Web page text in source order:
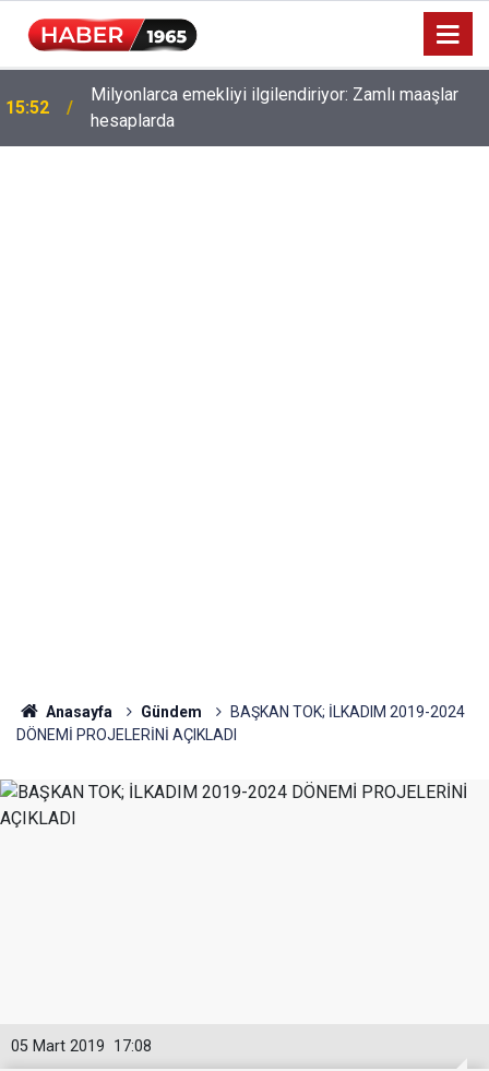
15:52
Milyonlarca emekliyi ilgilendiriyor: Zamlı maaşlar
hesaplarda
Anasayfa Gündem
BAŞKAN TOK; İLKADIM 2019-2024
DÖNEMİ PROJELERİNİ AÇIKLADI
17:08
05 Mart 2019